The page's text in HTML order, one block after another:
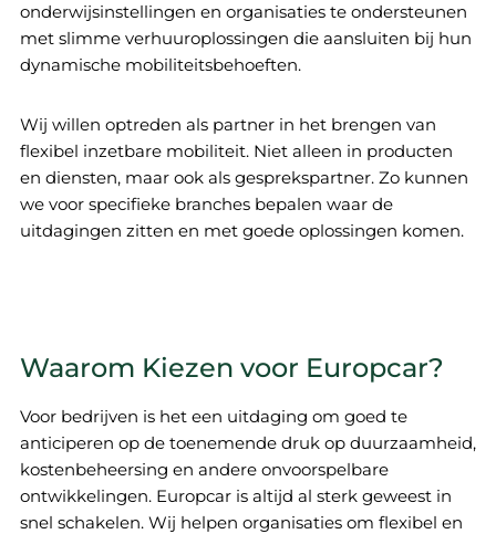
onderwijsinstellingen en organisaties te ondersteunen
met slimme verhuuroplossingen die aansluiten bij hun
dynamische mobiliteitsbehoeften.
Wij willen optreden als partner in het brengen van
flexibel inzetbare mobiliteit. Niet alleen in producten
en diensten, maar ook als gesprekspartner. Zo kunnen
we voor specifieke branches bepalen waar de
uitdagingen zitten en met goede oplossingen komen.
Waarom Kiezen voor Europcar?
Voor bedrijven is het een uitdaging om goed te
anticiperen op de toenemende druk op duurzaamheid,
kostenbeheersing en andere onvoorspelbare
ontwikkelingen. Europcar is altijd al sterk geweest in
snel schakelen. Wij helpen organisaties om flexibel en